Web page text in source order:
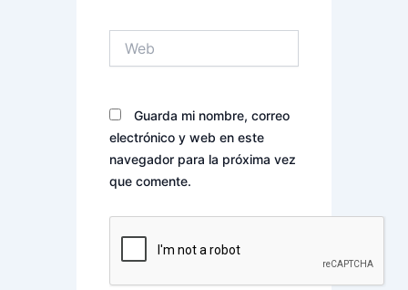
Guarda mi nombre, correo
electrónico y web en este
navegador para la próxima vez
que comente.